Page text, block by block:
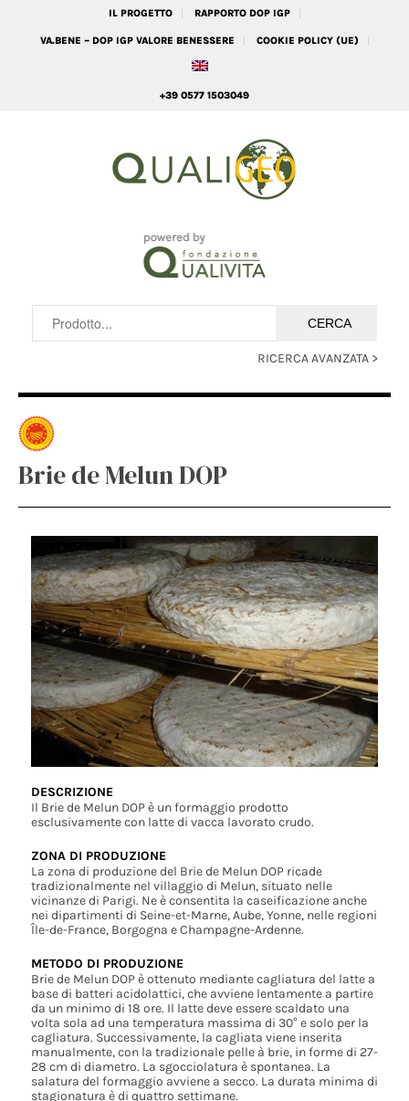
IL PROGETTO RAPPORTO DOP IGP
VA.BENE – DOP IGP VALORE BENESSERE COOKIE POLICY (UE)
+39 0577 1503049
RICERCA AVANZATA >
Brie de Melun DOP
DESCRIZIONE
Il Brie de Melun DOP è un formaggio prodotto
esclusivamente con latte di vacca lavorato crudo.
ZONA DI PRODUZIONE
La zona di produzione del Brie de Melun DOP ricade
tradizionalmente nel villaggio di Melun, situato nelle
vicinanze di Parigi. Ne è consentita la caseificazione anche
nei dipartimenti di Seine-et-Marne, Aube, Yonne, nelle regioni
Île-de-France, Borgogna e Champagne-Ardenne.
METODO DI PRODUZIONE
Brie de Melun DOP è ottenuto mediante cagliatura del latte a
base di batteri acidolattici, che avviene lentamente a partire
da un minimo di 18 ore. Il latte deve essere scaldato una
volta sola ad una temperatura massima di 30° e solo per la
cagliatura. Successivamente, la cagliata viene inserita
manualmente, con la tradizionale pelle à brie, in forme di 27-
28 cm di diametro. La sgocciolatura è spontanea. La
salatura del formaggio avviene a secco. La durata minima di
stagionatura è di quattro settimane.